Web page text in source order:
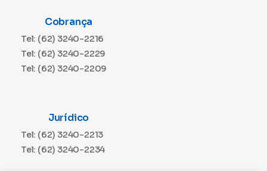
Cobrança
Tel: (62) 3240-2216
Tel: (62) 3240-2229
Tel: (62) 3240-2209
Jurídico
Tel: (62) 3240-2213
Tel: (62) 3240-2234